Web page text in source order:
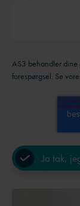
AS3 behandler dine
forespørgsel. Se